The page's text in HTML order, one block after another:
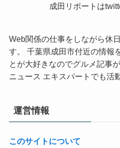
成田リポートは
Web関係の仕事をしながら休
す。 千葉県成田市付近の情報
とが大好きなのでグルメ記事
ニュース エキスパートでも活
運営情報
このサイトについて